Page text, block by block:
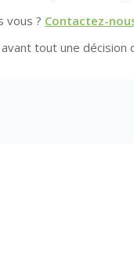
vous ? Contactez-
tout une